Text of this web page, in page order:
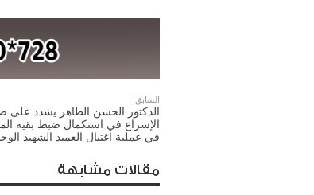
السابق:
الدكتور الحسن الطاهر يشدد على
الإسراع في استكمال ضبط بقية
في عملية اغتيال العميد الشهيد
مقالات مشابهة